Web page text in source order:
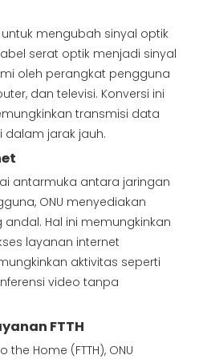
mengubah sinyal optik
serat optik menjadi sinyal
oleh perangkat pengguna
dan televisi. Konversi ini
transmisi data
jarak jauh.
antarmuka antara jaringan
ONU menyediakan
Hal ini memungkinkan
layanan internet
aktivitas seperti
video tanpa
FTTH
Home (FTTH), ONU